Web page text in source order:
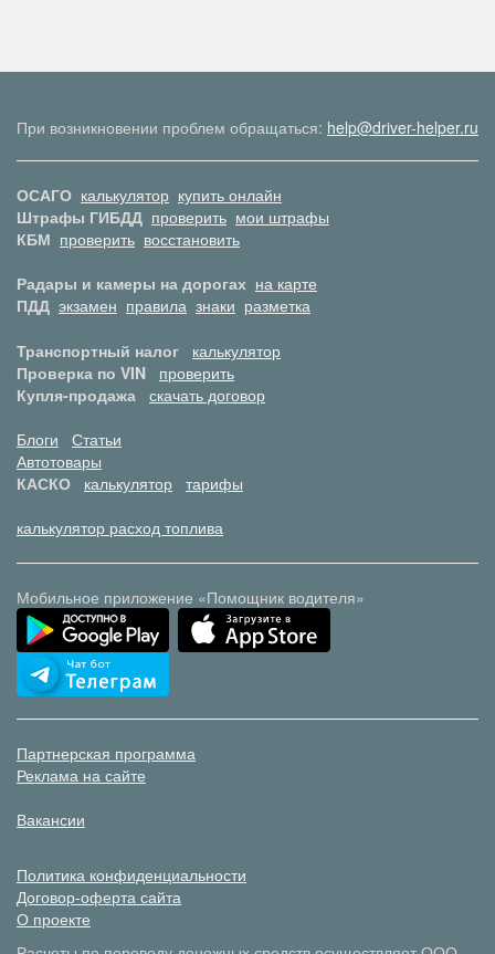
При возникновении проблем обращаться: help@driver-helper.ru
ОСАГО калькулятор купить онлайн
Штрафы ГИБДД проверить мои штрафы
КБМ проверить восстановить
Радары и камеры на дорогах на карте
ПДД экзамен правила знаки разметка
Транспортный налог
калькулятор
Проверка по VIN
проверить
Купля-продажа скачать договор
Блоги
Статьи
Автотовары
КАСКО
калькулятор тарифы
калькулятор расход топлива
Мобильное приложение «Помощник водителя»
Партнерская программа
Реклама на сайте
Вакансии
Политика конфиденциальности
Договор-оферта сайта
О проекте